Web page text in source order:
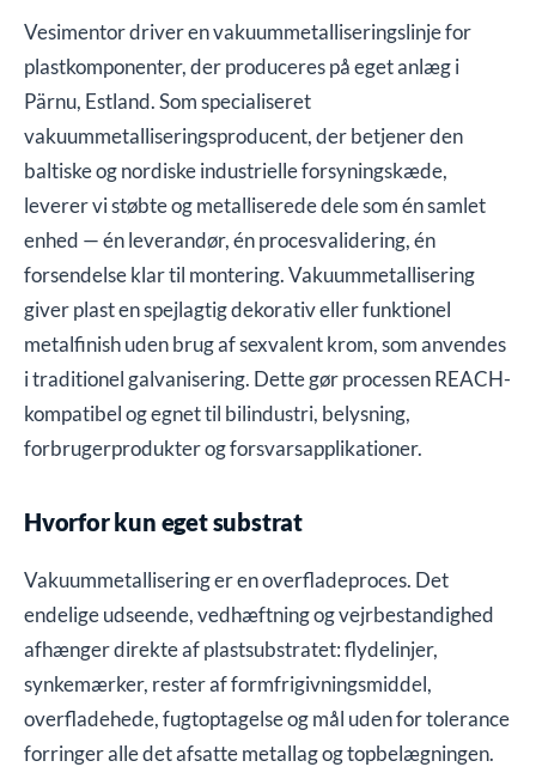
Vesimentor driver en vakuummetalliseringslinje for
plastkomponenter, der produceres på eget anlæg i
Pärnu, Estland. Som specialiseret
vakuummetalliseringsproducent, der betjener den
baltiske og nordiske industrielle forsyningskæde,
leverer vi støbte og metalliserede dele som én samlet
enhed — én leverandør, én procesvalidering, én
forsendelse klar til montering. Vakuummetallisering
giver plast en spejlagtig dekorativ eller funktionel
metalfinish uden brug af sexvalent krom, som anvendes
i traditionel galvanisering. Dette gør processen REACH-
kompatibel og egnet til bilindustri, belysning,
forbrugerprodukter og forsvarsapplikationer.
Hvorfor kun eget substrat
Vakuummetallisering er en overfladeproces. Det
endelige udseende, vedhæftning og vejrbestandighed
afhænger direkte af plastsubstratet: flydelinjer,
synkemærker, rester af formfrigivningsmiddel,
overfladehede, fugtoptagelse og mål uden for tolerance
forringer alle det afsatte metallag og topbelægningen.